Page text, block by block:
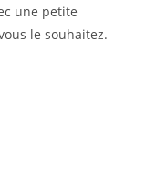
une petite
le souhaitez.